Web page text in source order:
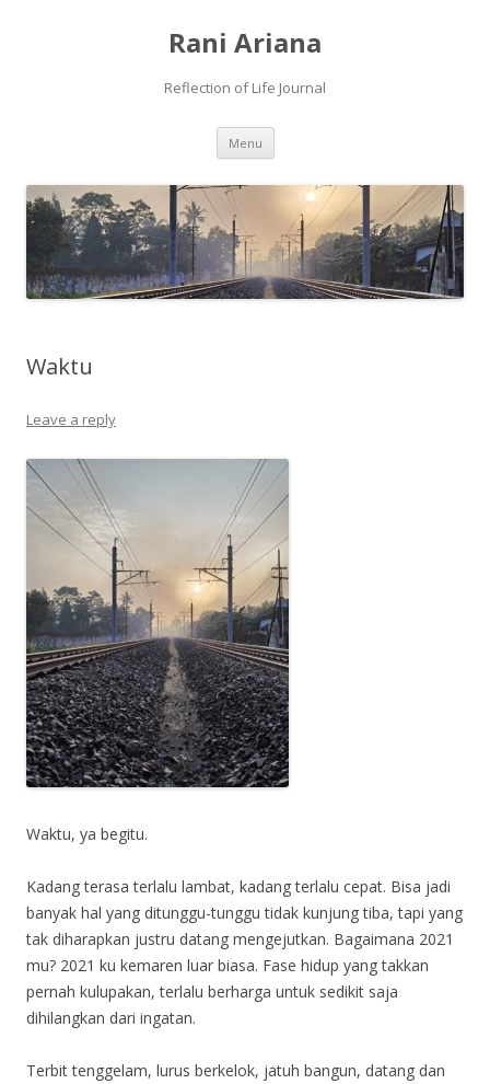
Rani Ariana
Reflection of Life Journal
Menu Skip
content
Waktu
Leave a reply
Waktu, ya begitu.
Kadang terasa terlalu lambat, kadang terlalu cepat. Bisa jadi
banyak hal yang ditunggu-tunggu tidak kunjung tiba, tapi yang
tak diharapkan justru datang mengejutkan. Bagaimana 2021
mu? 2021 ku kemaren luar biasa. Fase hidup yang takkan
pernah kulupakan, terlalu berharga untuk sedikit saja
dihilangkan dari ingatan.
Terbit tenggelam, lurus berkelok, jatuh bangun, datang dan